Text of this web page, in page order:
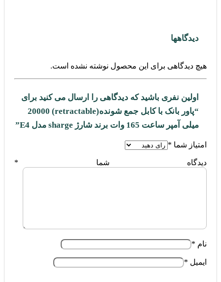
دیدگاهها
هیچ دیدگاهی برای این محصول نوشته نشده است.
اولین نفری باشید که دیدگاهی را ارسال می کنید برای
“پاور بانک با کابل جمع شونده(retractable) 20000
میلی آمپر ساعت 165 وات برند شارژ sharge مدل E4”
امتیاز شما *
دیدگاه شما *
نام *
ایمیل *